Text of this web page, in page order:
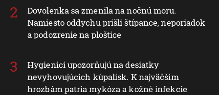
Dovolenka sa zmenila na nočnú moru.
Namiesto oddychu prišli štípance, neporiadok
a podozrenie na ploštice
Hygienici upozorňujú na desiatky
nevyhovujúcich kúpalísk. K najväčším
hrozbám patria mykóza a kožné infekcie